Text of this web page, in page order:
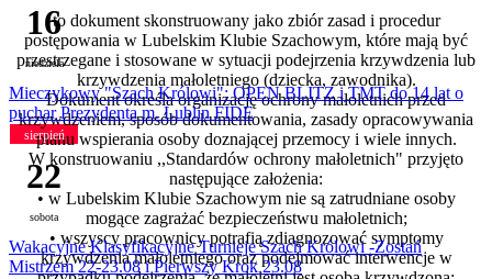
to dokument skonstruowany jako zbiór zasad i procedur
postępowania w Lubelskim Klubie Szachowym, które mają być
przestrzegane i stosowane w sytuacji podejrzenia krzywdzenia lub
krzywdzenia małoletniego (dziecka, zawodnika).
Dokument określa organizację ochrony małoletnich przed
krzywdzeniem, sposób dokumentowania, zasady opracowywania
planu wspierania osoby doznającej przemocy i wiele innych.
W konstruowaniu ,,Standardów ochrony małoletnich" przyjęto
następujące założenia:
• w Lubelskim Klubie Szachowym nie są zatrudniane osoby
mogące zagrażać bezpieczeństwu małoletnich;
• wszyscy pracownicy potrafią zdiagnozować symptomy
krzywdzenia małoletniego oraz podejmować interwencje w
16
niedziela
Mieczykowy "Szach Królowi": OPEN BLITZ i TMT do 14 lat o
puchar Prezydenta m. Lublin FIDE
sierpień
22
sobota
Wakacyjne Klasyfikacyjne Turnieje Szach Królowi -Zostań
Mistrzem 22-23.08 i Pierwszy Krok 23.08